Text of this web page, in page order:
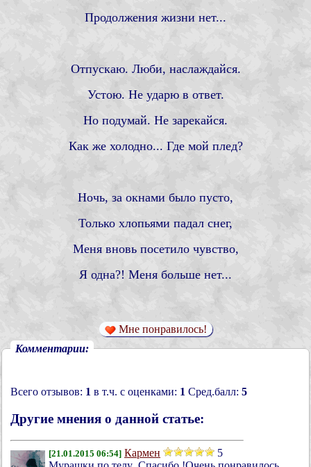
Продолжения жизни нет...
Отпускаю. Люби, наслаждайся.
Устою. Не ударю в ответ.
Но подумай. Не зарекайся.
Как же холодно... Где мой плед?
Ночь, за окнами было пусто,
Только хлопьями падал снег,
Меня вновь посетило чувство,
Я одна?! Меня больше нет...
Мне понравилось!
Комментарии:
Всего отзывов: 1 в т.ч. с оценками: 1 Сред.балл: 5
Другие мнения о данной статье:
[21.01.2015 06:54] Кармен
5